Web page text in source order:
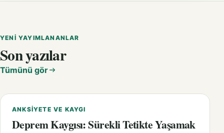
YENI YAYIMLANANLAR
Son yazılar
Tümünü gör
ANKSIYETE VE KAYGI
Deprem Kaygısı: Sürekli Tetikte Yaşamak